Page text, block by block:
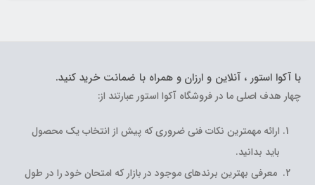
با آکوا استور ، آنلاین و ارزان و همراه با ضمانت خرید کنید.
چهار هدف اصلی ما در فروشگاه آکوا استور عبارتند از:
ارائه مهمترین نکات فنی ضروری که پیش از انتخاب یک محصول
باید بدانید.
معرفی بهترین برندهای موجود در بازار که امتحان خود را در طول